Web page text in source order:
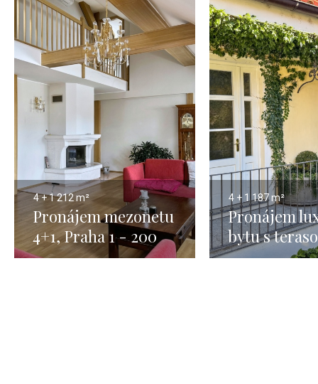
4 + 1212 m²
Pronájem mezonetu
4+1, Praha 1 - 200
m2
4 + 1187 m²
Pronájem
bytu s
Praha 1